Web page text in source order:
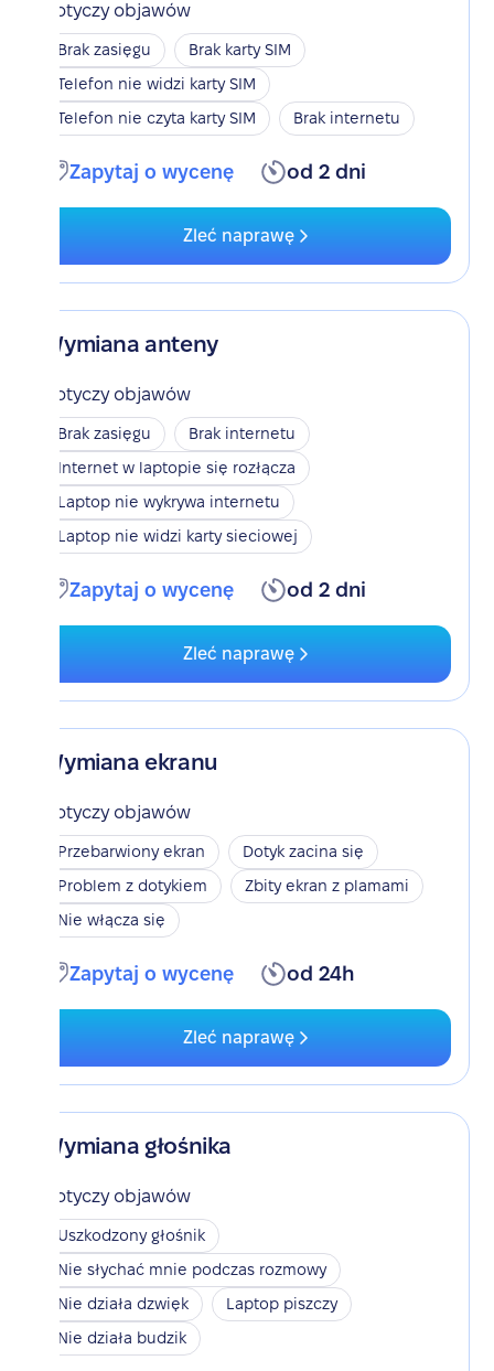
Dotyczy objawów
Brak zasięgu
Brak karty SIM
Telefon nie widzi karty SIM
Telefon nie czyta karty SIM
Brak internetu
Zapytaj o wycenę od 2 dni
Zleć naprawę
Wymiana anteny
Dotyczy objawów
Brak zasięgu
Brak internetu
Internet w laptopie się rozłącza
Laptop nie wykrywa internetu
Laptop nie widzi karty sieciowej
Zapytaj o wycenę od 2 dni
Zleć naprawę
Wymiana ekranu
Dotyczy objawów
Przebarwiony ekran
Dotyk zacina się
Problem z dotykiem
Zbity ekran z plamami
Nie włącza się
Zapytaj o wycenę od 24h
Zleć naprawę
Wymiana głośnika
Dotyczy objawów
Uszkodzony głośnik
Nie słychać mnie podczas rozmowy
Nie działa dzwięk
Laptop piszczy
Nie działa budzik